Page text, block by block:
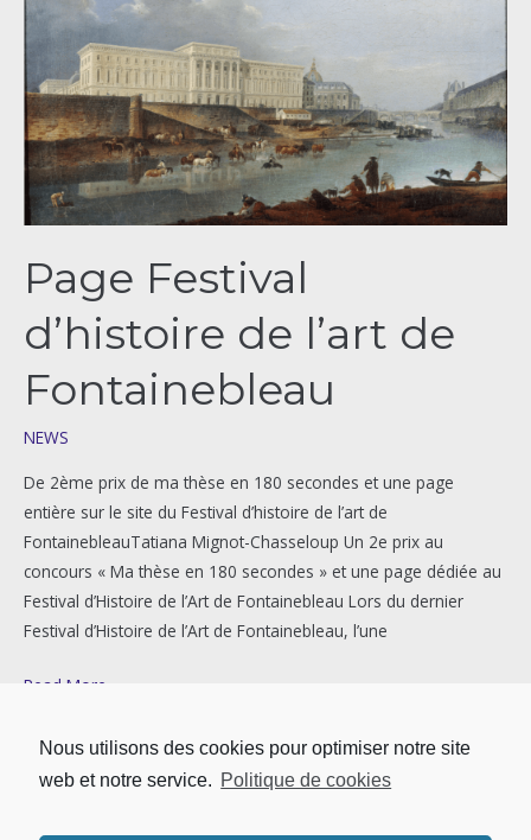
Nous utilisons des cookies pour optimiser notre site
web et notre service. Politique de cookies
Page Festival
d’histoire de l’art de
Fontainebleau
NEWS
De 2ème prix de ma thèse en 180 secondes et une page
entière sur le site du Festival d’histoire de l’art de
FontainebleauTatiana Mignot-Chasseloup Un 2e prix au
concours « Ma thèse en 180 secondes » et une page dédiée au
Festival d’Histoire de l’Art de Fontainebleau Lors du dernier
Festival d’Histoire de l’Art de Fontainebleau, l’une
de
l’art
de
Fontainebleau
Read More »
2 3 … 16